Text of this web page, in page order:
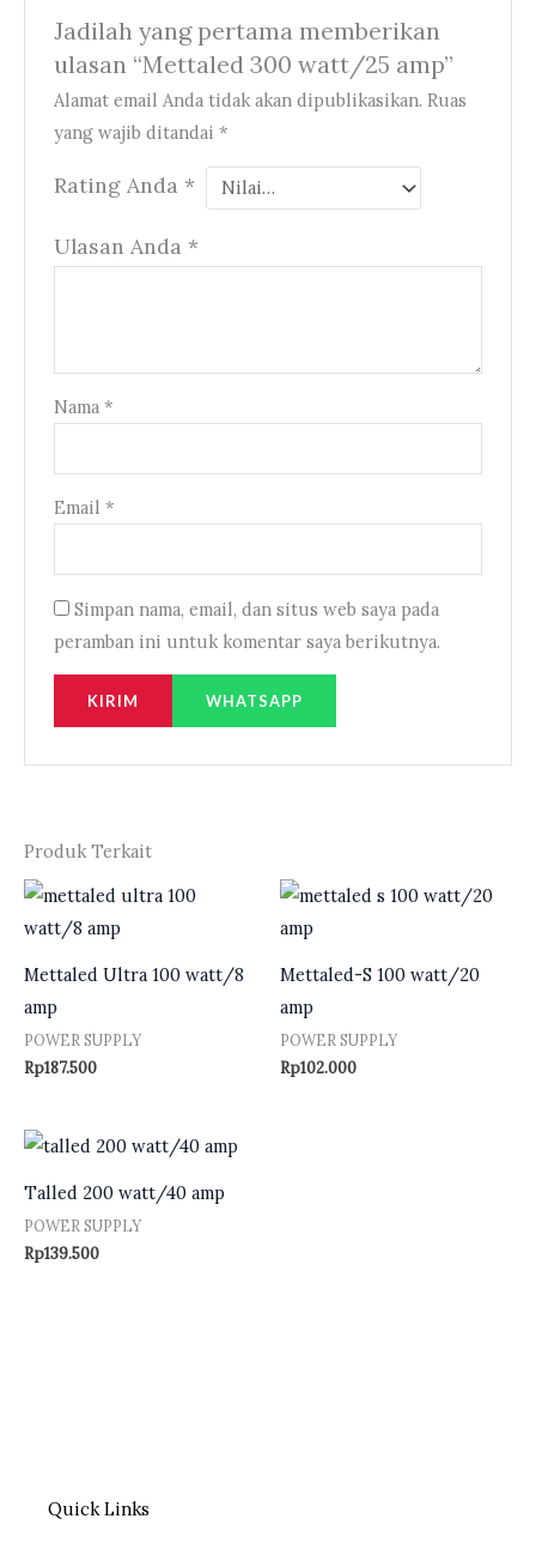
Jadilah yang pertama memberikan
ulasan “Mettaled 300 watt/25 amp”
Alamat email Anda tidak akan dipublikasikan. Ruas
yang wajib ditandai*
Rating Anda *
Ulasan Anda *
Nama*
Email*
Simpan nama, email, dan situs web saya pada
peramban ini untuk komentar saya berikutnya.
WHATSAPP
Produk Terkait
Mettaled Ultra 100 watt/8
amp
POWER SUPPLY
Rp187.500
Mettaled-S 100 watt/20
amp
POWER SUPPLY
Rp102.000
Talled 200 watt/40 amp
POWER SUPPLY
Rp139.500
Quick Links